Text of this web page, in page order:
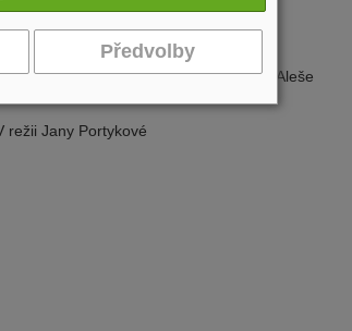
– tedy i svoji historii? Komedie v režii Aleše
režii Jany Portykové